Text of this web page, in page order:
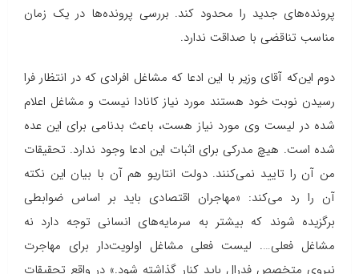
پرونده‌های جدید را محدود کند. بررسی پرونده‌ها در یک زمان
مناسب تناقضی با صداقت ندارد.
دوم این‌که آقای وزیر با این ادعا که مشاغل افرادی که در انتظار فرا
رسیدن نوبت خود هستند مورد نیاز کانادا نیست و مشاغل اعلام
شده در لیست وی مورد نیاز هست، باعث بدنامی برای این عده
شده است. هیچ مدرکی برای اثبات این ادعا وجود ندارد. تحقیقات
من آن را تایید نمی‌کنند. دولت انتاریو هم آن با بیان این نکته
آن را رد می‌کند: «مهاجران اقتصادی باید بر اساس ضوابطی
برگزیده شوند که بیشتر به سرمایه‌های انسانی توجه دارد نه
مشاغل فعلی…. لیست فعلی مشاغل اولویت‌دار برای مهاجرت
نیروی متخصص فدرال باید کنار گذاشته شود.» در واقع تحقیقات